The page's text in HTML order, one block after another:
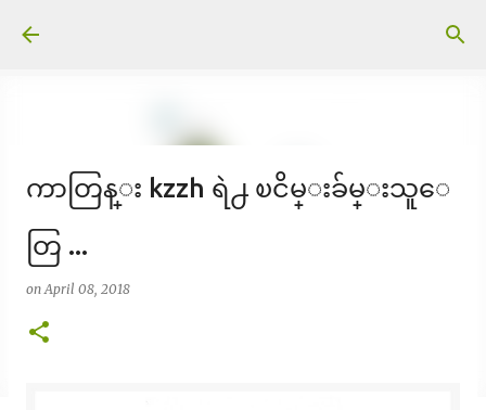
ကာတြန္း kzzh ရဲ႕ ၿငိမ္းခ်မ္းသူေ
တြ ...
onApril 08, 2018